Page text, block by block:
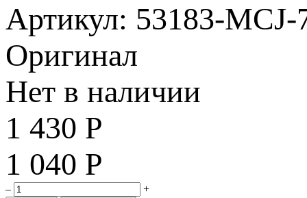
Артикул: 53183-MCJ-
Оригинал
Нет в наличии
1 430 Р
1 040 Р
– +